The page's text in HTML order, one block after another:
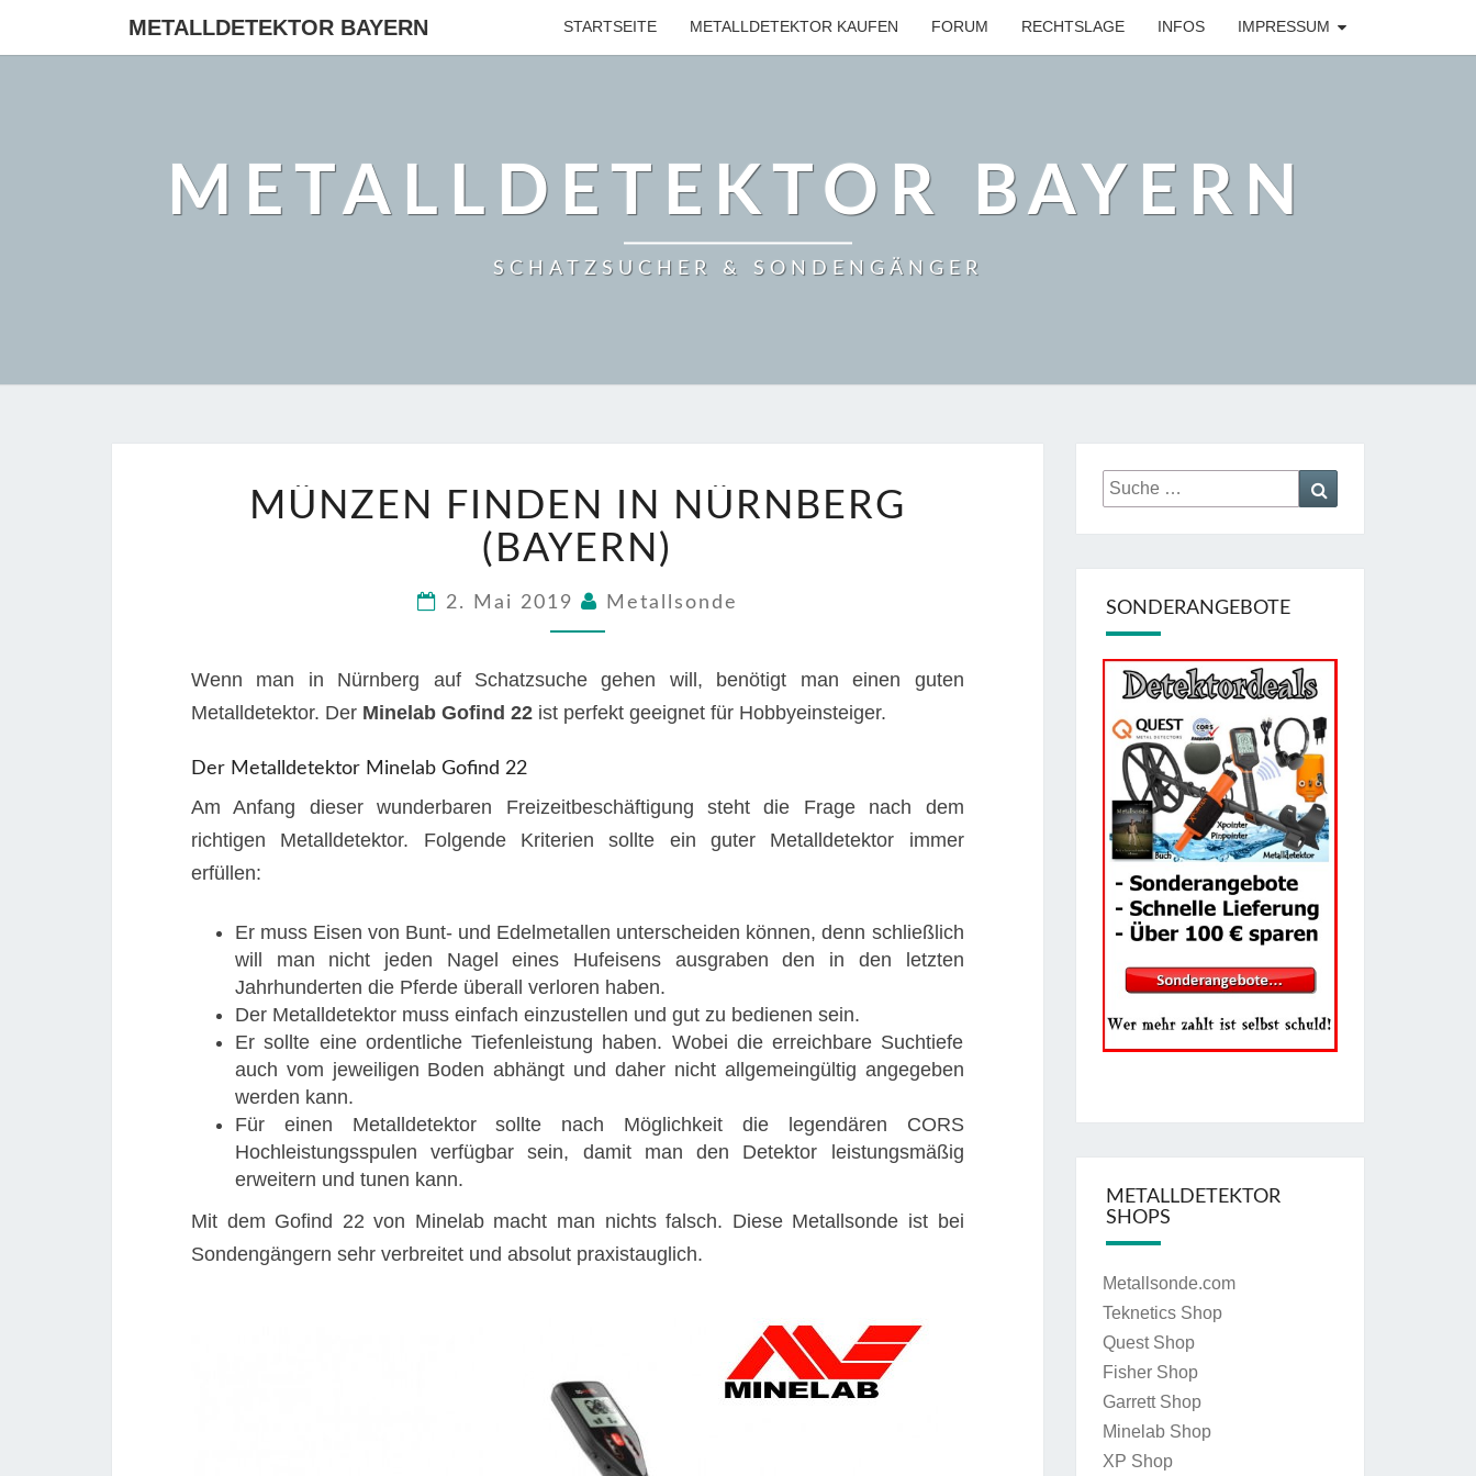
METALLDETEKTOR BAYERN STARTSEITE METALLDETEKTOR KAUFEN FORUM RECHTSLAGE INFOS IMPRESSUM
METALLDETEKTOR BAYERN
SCHATZSUCHER & SONDENGÄNGER
FINDEN
IN
NÜRNBERG
MÜNZEN FINDEN IN NÜRNBERG
(BAYERN)
2. Mai 2019 Metallsonde
Wenn man in Nürnberg auf Schatzsuche gehen will, benötigt man einen guten
Metalldetektor. Der Minelab Gofind 22 ist perfekt geeignet für Hobbyeinsteiger.
Der Metalldetektor Minelab Gofind 22
Am Anfang dieser wunderbaren Freizeitbeschäftigung steht die Frage nach dem
richtigen Metalldetektor. Folgende Kriterien sollte ein guter Metalldetektor immer
erfüllen:
Er muss Eisen von Bunt- und Edelmetallen unterscheiden können, denn schließlich
will man nicht jeden Nagel eines Hufeisens ausgraben den in den letzten
Jahrhunderten die Pferde überall verloren haben.
Der Metalldetektor muss einfach einzustellen und gut zu bedienen sein.
Er sollte eine ordentliche Tiefenleistung haben. Wobei die erreichbare Suchtiefe
auch vom jeweiligen Boden abhängt und daher nicht allgemeingültig angegeben
werden kann.
Für einen Metalldetektor sollte nach Möglichkeit die legendären CORS
Hochleistungsspulen verfügbar sein, damit man den Detektor leistungsmäßig
erweitern und tunen kann.
Mit dem Gofind 22 von Minelab macht man nichts falsch. Diese Metallsonde ist bei
Sondengängern sehr verbreitet und absolut praxistauglich.
Suche
nach:
SONDERANGEBOTE
METALLDETEKTOR
SHOPS
Metallsonde.com
Teknetics Shop
Quest Shop
Fisher Shop
Garrett Shop
Minelab Shop
XP Shop